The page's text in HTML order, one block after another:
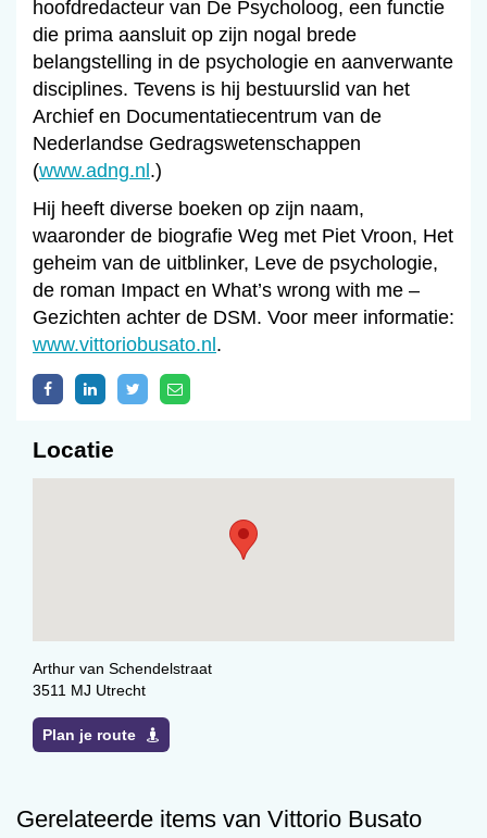
hoofdredacteur van De Psycholoog, een functie
die prima aansluit op zijn nogal brede
belangstelling in de psychologie en aanverwante
disciplines. Tevens is hij bestuurslid van het
Archief en Documentatiecentrum van de
Nederlandse Gedragswetenschappen
(www.adng.nl .)
Hij heeft diverse boeken op zijn naam,
waaronder de biografie Weg met Piet Vroon, Het
geheim van de uitblinker, Leve de psychologie,
de roman Impact en What’s wrong with me –
Gezichten achter de DSM. Voor meer informatie:
www.vittoriobusato.nl .
Locatie
Arthur van Schendelstraat
3511 MJ Utrecht
Plan je route
Gerelateerde items van Vittorio Busato